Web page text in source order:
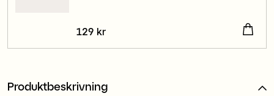
Pris :129 kr
129 kr
Produktbeskrivning